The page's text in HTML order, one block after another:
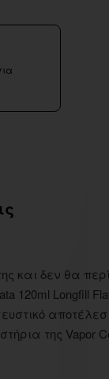
και δεν θα
120ml
της Vapor